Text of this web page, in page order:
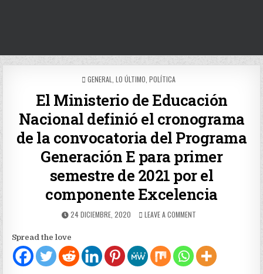
POSTED
GENERAL LO ÚLTIMO POLÍTICA
El Ministerio de Educación
Nacional definió el cronograma
de la convocatoria del Programa
Generación E para primer
semestre de 2021 por el
componente Excelencia
PUBLISHED
24 DICIEMBRE, 2020 LEAVE A COMMENTON
EDUCACIÓN
NACIONAL
Spread the love